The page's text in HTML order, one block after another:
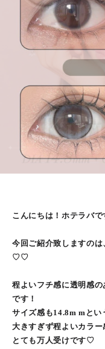
こんにちは！ホテラバ
今回ご紹介致しますの
♡♡
程よいフチ感に透明感
です！
サイズ感も14.8m mと
大きすぎず程よいカラー
とても万人受けです♡